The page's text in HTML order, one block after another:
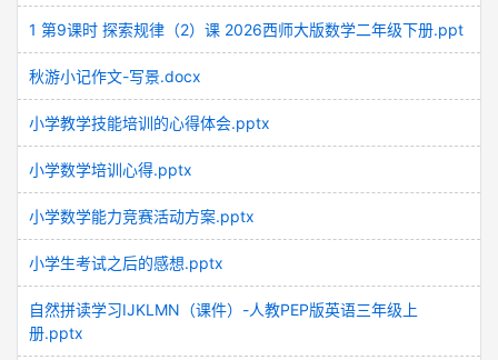
1 第9课时 探索规律（2）课 2026西师大版数学二年级下册.ppt
秋游小记作文-写景.docx
小学教学技能培训的心得体会.pptx
小学数学培训心得.pptx
小学数学能力竞赛活动方案.pptx
小学生考试之后的感想.pptx
自然拼读学习IJKLMN（课件）-人教PEP版英语三年级上
册.pptx